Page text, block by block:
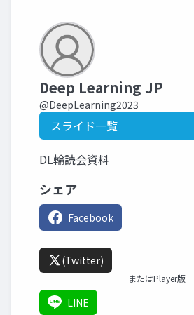
Deep Learning JP
@DeepLearning2023
スライド一覧
DL輪読会資料
シェア
Facebook
(Twitter)
またはPlayer版
LINE